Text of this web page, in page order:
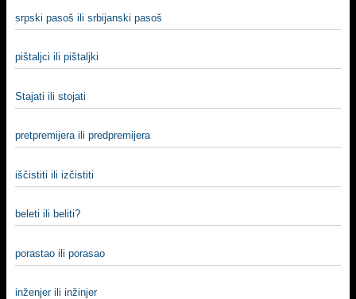
srpski pasoš ili srbijanski pasoš
pištaljci ili pištaljki
Stajati ili stojati
pretpremijera ili predpremijera
iščistiti ili izčistiti
beleti ili beliti?
porastao ili porasao
inženjer ili inžinjer